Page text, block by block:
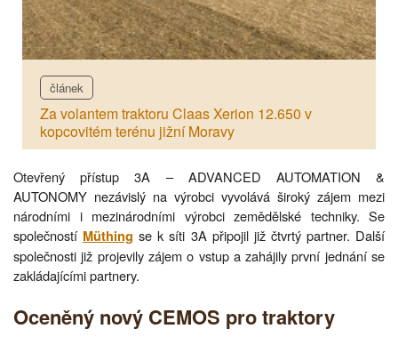
článek
Za volantem traktoru Claas Xerion 12.650 v
kopcovitém terénu jižní Moravy
Otevřený přístup 3A – ADVANCED AUTOMATION &
AUTONOMY nezávislý na výrobci vyvolává široký zájem mezi
národními i mezinárodními výrobci zemědělské techniky. Se
společností Müthing se k síti 3A připojil již čtvrtý partner. Další
společnosti již projevily zájem o vstup a zahájily první jednání se
zakládajícími partnery.
Oceněný nový CEMOS pro traktory